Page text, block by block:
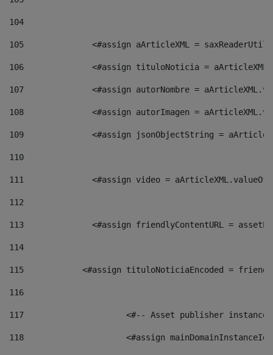
104
105
<#assign aArticleXML =
106
<#assign tituloNoticia =
107
<#assign autorNombre =
108
<#assign autorImagen =
109
<#assign jsonObjectString =
110
111
<#assign video =
112
113
<#assign friendlyContentURL =
114
115
<#assign tituloNoticiaEncoded =
116
117 <#-- Asset publisher
118 <#assign